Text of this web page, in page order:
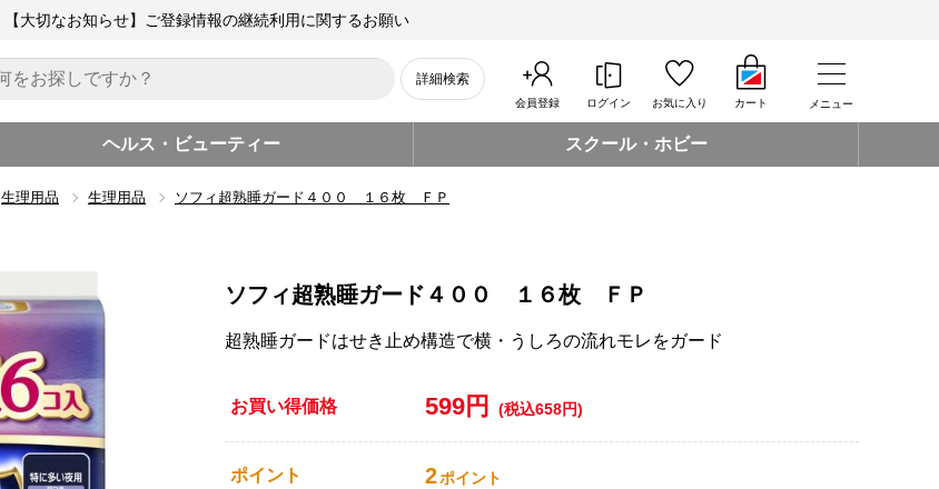
【大切なお知らせ】ご登録情報の継続利用に関するお願い
詳細検索
会員登録 ログイン お気に入り カート メニュー
ヘルス・ビューティー スクール・ホビー
生理用品 生理用品 ソフィ超熟睡ガード４００ １６枚 ＦＰ
ソフィ超熟睡ガード４００ １６枚 ＦＰ
超熟睡ガードはせき止め構造で横・うしろの流れモレをガード
お買い得価格 599円 (税込658円)
ポイント 2ポイント